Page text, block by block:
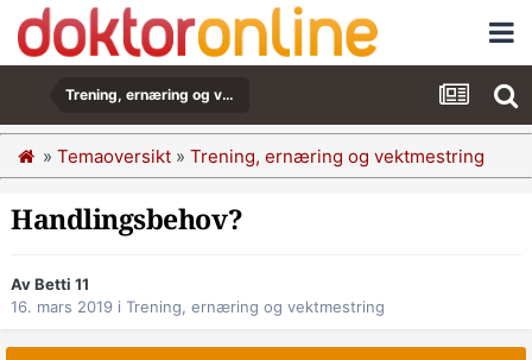
Trening, ernæring og vektmestring
» Temaoversikt » Trening, ernæring og vektmestring
Handlingsbehov?
Av Betti 11
16. mars 2019 i Trening, ernæring og vektmestring